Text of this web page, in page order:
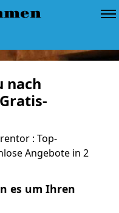
nach
: Top-
Angebote in 2
es um Ihren